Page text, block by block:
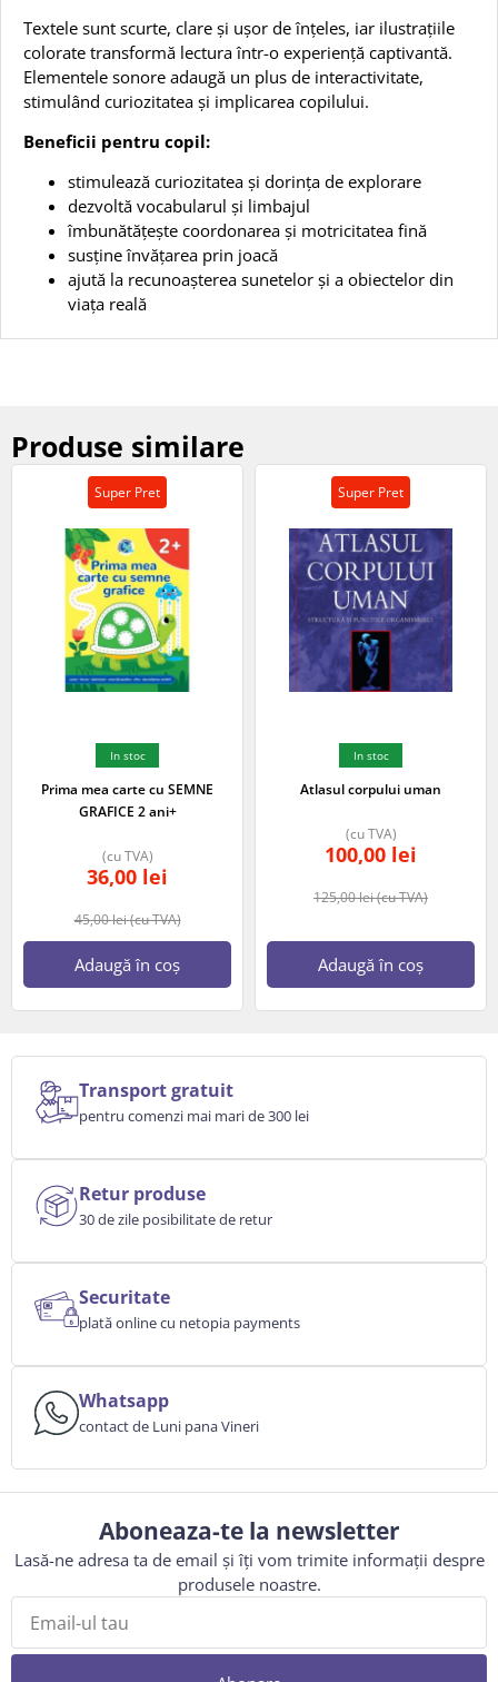
Textele sunt scurte, clare și ușor de înțeles, iar ilustrațiile
colorate transformă lectura într-o experiență captivantă.
Elementele sonore adaugă un plus de interactivitate,
stimulând curiozitatea și implicarea copilului.
Beneficii pentru copil:
stimulează curiozitatea și dorința de explorare
dezvoltă vocabularul și limbajul
îmbunătățește coordonarea și motricitatea fină
susține învățarea prin joacă
ajută la recunoașterea sunetelor și a obiectelor din
viața reală
Produse similare
Super Pret
In stoc
Prima mea carte cu SEMNE
GRAFICE 2 ani+
45,00lei(cu TVA)
36,00 lei
(cu TVA)
Adaugă în coș
Super Pret
In stoc
Atlasul corpului uman
125,00lei(cu TVA)
100,00 lei
(cu TVA)
Adaugă în coș
Transport gratuit
pentru comenzi mai mari de 300 lei
Retur produse
30 de zile posibilitate de retur
Securitate
plată online cu netopia payments
Whatsapp
contact de Luni pana Vineri
Aboneaza-te la newsletter
Lasă-ne adresa ta de email și îți vom trimite informații despre
produsele noastre.